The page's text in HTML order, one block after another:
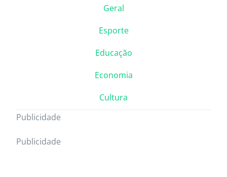
Geral
Esporte
Educação
Economia
Cultura
Publicidade
Publicidade